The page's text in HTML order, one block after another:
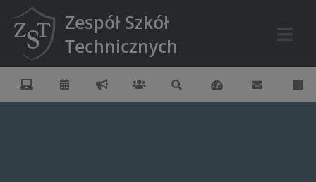
Zespół Szkół
Technicznych